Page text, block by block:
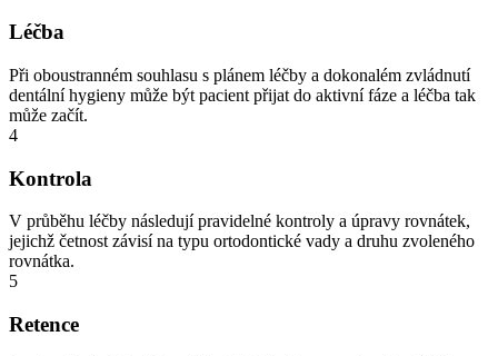
Léčba
Při oboustranném souhlasu s plánem léčby a dokonalém zvládnutí
dentální hygieny může být pacient přijat do aktivní fáze a léčba tak
může začít.
4
Kontrola
V průběhu léčby následují pravidelné kontroly a úpravy rovnátek,
jejichž četnost závisí na typu ortodontické vady a druhu zvoleného
rovnátka.
5
Retence